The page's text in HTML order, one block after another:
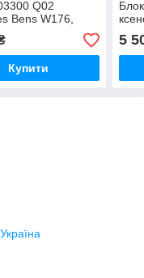
Q02
Bens W176,
X156 GLA,
Купити
5